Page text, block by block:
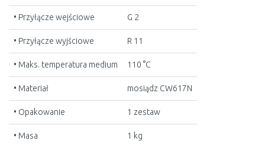
• Przyłącze wejściowe G 2
• Przyłącze wyjściowe R 11
• Maks. temperatura medium 110 °C
• Materiał mosiądz CW617N
• Opakowanie 1 zestaw
• Masa 1 kg